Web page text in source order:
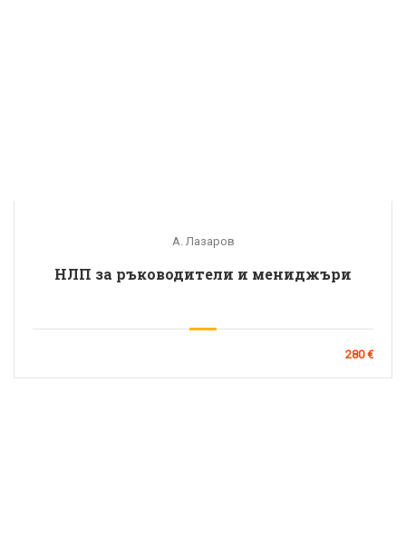
А. Лазаров
НЛП за ръководители и мениджъри
280 €